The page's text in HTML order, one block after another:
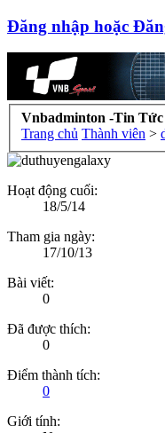
Đăng nhập hoặc
Vnbadminton -Tin
Trang chủ Thành viên >
Hoạt động cuối:
18/5/14
Tham gia ngày:
17/10/13
Bài viết:
0
Đã được thích:
0
Điểm thành tích:
0
Giới tính: